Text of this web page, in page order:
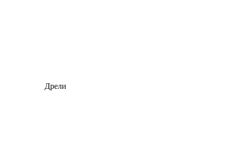
Дрели